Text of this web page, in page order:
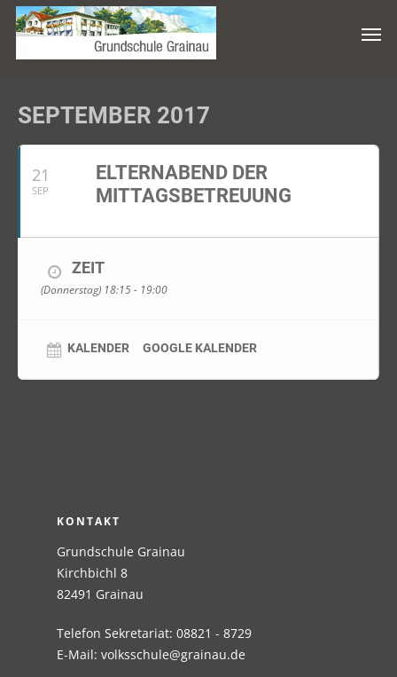
SEPTEMBER 2017
21
SEP
ELTERNABEND DER
MITTAGSBETREUUNG
ZEIT
(Donnerstag) 18:15 - 19:00
KALENDER GOOGLE KALENDER
KONTAKT
Grundschule Grainau
Kirchbichl 8
82491 Grainau
Telefon Sekretariat: 08821 - 8729
E-Mail: volksschule@grainau.de